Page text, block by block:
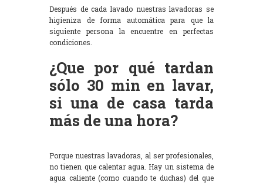
Después de cada lavado nuestras lavadoras se
higieniza de forma automática para que la
siguiente persona la encuentre en perfectas
condiciones.
¿Que por qué tardan
sólo 30 min en lavar,
si una de casa tarda
más de una hora?
Porque nuestras lavadoras, al ser profesionales,
no tienen que calentar agua. Hay un sistema de
agua caliente (como cuando te duchas) del que